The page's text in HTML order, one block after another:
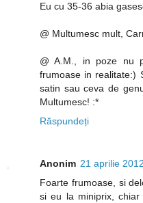
Eu cu 35-36 abia
@ Multumesc mult,
@ A.M., in poze nu
frumoase in realitate:)
satin sau ceva de
Multumesc! :*
Răspundeți
Anonim 21 aprilie
Foarte frumoase, si
si eu la miniprix,